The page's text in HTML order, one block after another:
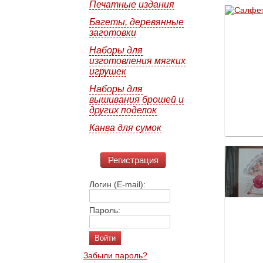
Печатные издания
Багеты, деревянные
заготовки
Наборы для
изготовления мягких
игрушек
Наборы для
вышивания брошей и
других поделок
Канва для сумок
Регистрация
Логин (E-mail):
Пароль:
Забыли пароль?